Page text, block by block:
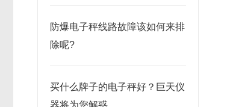
防爆电子秤线路故障该如何来排
除呢?
买什么牌子的电子秤好？巨天仪
器将为您解惑